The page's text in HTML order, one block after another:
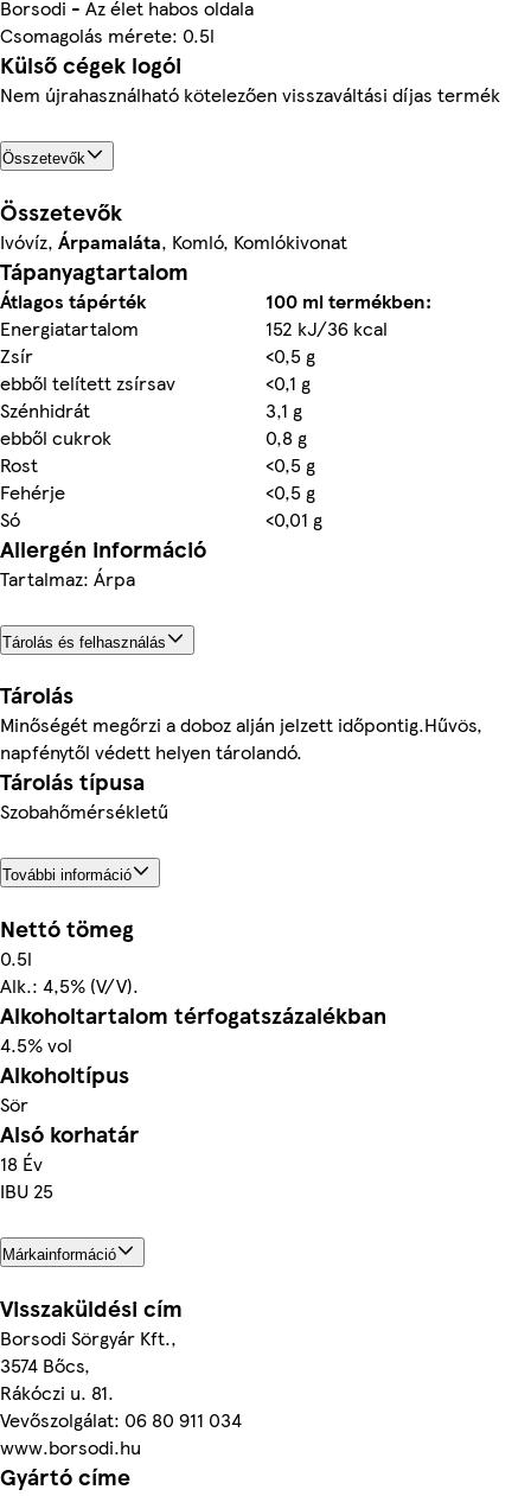
Borsodi - Az élet habos oldala
Csomagolás mérete: 0.5l
Külső cégek logói
Nem újrahasználható kötelezően visszaváltási díjas termék
Összetevők
Összetevők
Ivóvíz, Árpamaláta, Komló, Komlókivonat
Tápanyagtartalom
Átlagos tápérték
100 ml termékben:
Energiatartalom
152 kJ/36 kcal
Zsír
<0,5 g
ebből telített zsírsav
<0,1 g
Szénhidrát
3,1 g
ebből cukrok
0,8 g
Rost
<0,5 g
Fehérje
<0,5 g
Só
<0,01 g
Allergén információ
Tartalmaz: Árpa
Tárolás és felhasználás
Tárolás
Minőségét megőrzi a doboz alján jelzett időpontig.Hűvös,
napfénytől védett helyen tárolandó.
Tárolás típusa
Szobahőmérsékletű
További információ
Nettó tömeg
0.5l
Alk.: 4,5% (V/V).
Alkoholtartalom térfogatszázalékban
4.5% vol
Alkoholtípus
Sör
Alsó korhatár
18 Év
IBU 25
Márkainformáció
Visszaküldési cím
Borsodi Sörgyár Kft.,
3574 Bőcs,
Rákóczi u. 81.
Vevőszolgálat: 06 80 911 034
www.borsodi.hu
Gyártó címe